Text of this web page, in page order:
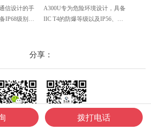
信设计的手
IP68级别的
长时间无操
A300U专为危险环境设计，具备
IIC T4的防爆等级以及IP56、
使用
分享：
拨打电话